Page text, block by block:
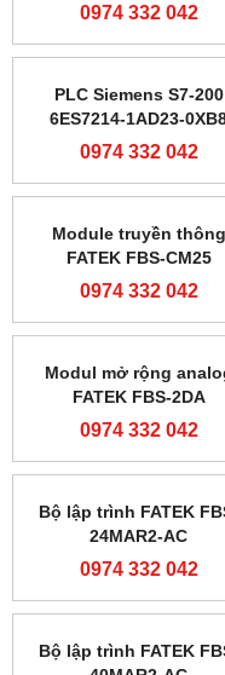
0974 332 042
PLC Siemens S7-200
0974 332 042